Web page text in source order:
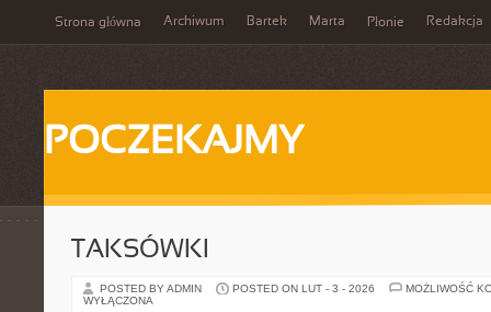
Strona główna Archiwum Bartek Marta Płonie Redakcja
POCZEKAJMY
TAKSÓWKI
POSTED BY ADMIN POSTED ON LUT - 3 - 2026
MOŻLIWOŚĆ
WYŁĄCZONA